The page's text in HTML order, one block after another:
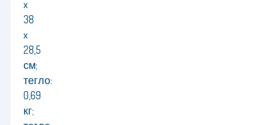
x
38
x
28,5
см;
тегло:
0,69
кг;